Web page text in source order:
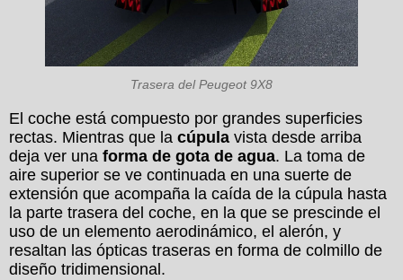
Trasera del Peugeot 9X8
El coche está compuesto por grandes superficies
rectas. Mientras que la cúpula vista desde arriba
deja ver una forma de gota de agua. La toma de
aire superior se ve continuada en una suerte de
extensión que acompaña la caída de la cúpula hasta
la parte trasera del coche, en la que se prescinde el
uso de un elemento aerodinámico, el alerón, y
resaltan las ópticas traseras en forma de colmillo de
diseño tridimensional.